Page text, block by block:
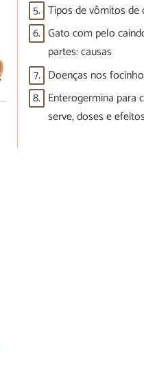
5. Tipos de vômitos de
6. Gato com pelo
partes: causas
7. Doenças nos
8. Enterogermina para
serve, doses e